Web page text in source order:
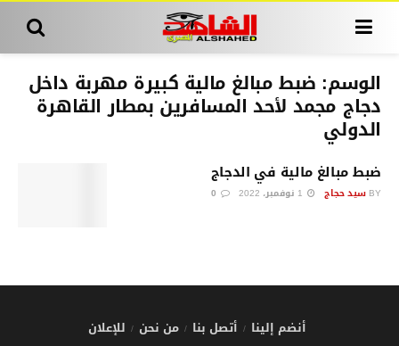
الوسم: ضبط مبالغ مالية كبيرة مهربة داخل
دجاج مجمد لأحد المسافرين بمطار القاهرة
الدولي
ضبط مبالغ مالية في الدجاج
BY سيد حجاج
أنضم إلينا أتصل بنا من نحن للإعلان